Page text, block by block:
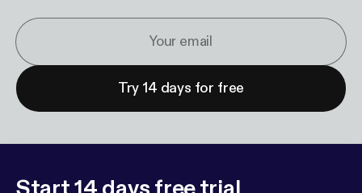
Try 14 days for free